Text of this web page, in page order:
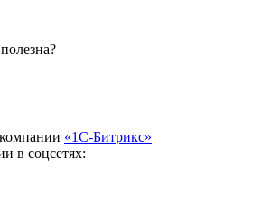
«1С-Битрикс»
в соцсетях: